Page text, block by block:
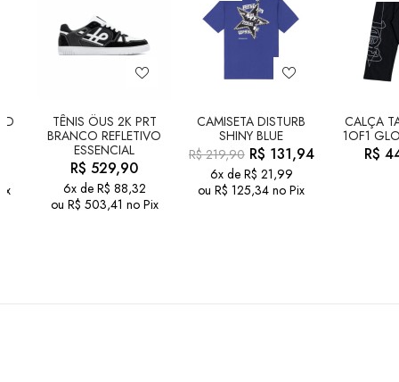
TÊNIS ÖUS 2K PRT
BRANCO REFLETIVO
ESSENCIAL
R$ 529,90
6x de R$ 88,32
ou R$ 503,41 no Pix
CAMISETA DISTURB
SHINY BLUE
R$219,90 R$ 131,94
6x de R$ 21,99
ou R$ 125,34 no Pix
CALÇA
1OF1
R$